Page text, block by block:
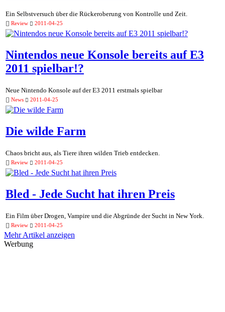
Ein Selbstversuch über die Rückeroberung von Kontrolle und Zeit.
Review 2011-04-25
Nintendos neue Konsole bereits auf E3
2011 spielbar!?
Neue Nintendo Konsole auf der E3 2011 erstmals spielbar
News 2011-04-25
Die wilde Farm
Chaos bricht aus, als Tiere ihren wilden Trieb entdecken.
Review 2011-04-25
Bled - Jede Sucht hat ihren Preis
Ein Film über Drogen, Vampire und die Abgründe der Sucht in New York.
Review 2011-04-25
Mehr Artikel anzeigen
Werbung